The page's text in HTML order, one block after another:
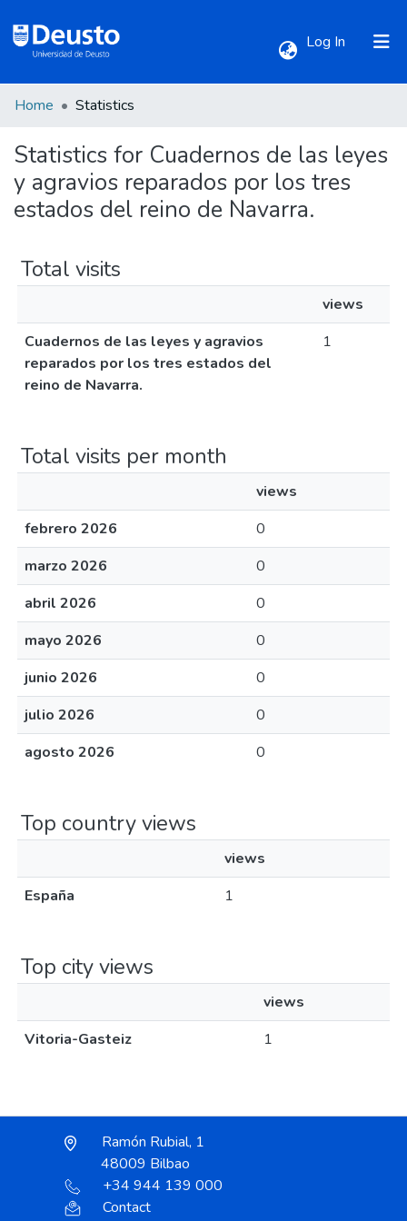
Log In (current)
All of DSpace
Home Statistics
Statistics for Cuadernos de las leyes
y agravios reparados por los tres
estados del reino de Navarra.
Total visits
views
Cuadernos de las leyes y agravios
reparados por los tres estados del
reino de Navarra.
1
Total visits per month
views
febrero 2026
0
marzo 2026
0
abril 2026
0
mayo 2026
0
junio 2026
0
julio 2026
0
agosto 2026
0
Top country views
views
España
1
Top city views
views
Vitoria-Gasteiz
1
Ramón Rubial, 1
48009 Bilbao
+34 944 139 000
Contact